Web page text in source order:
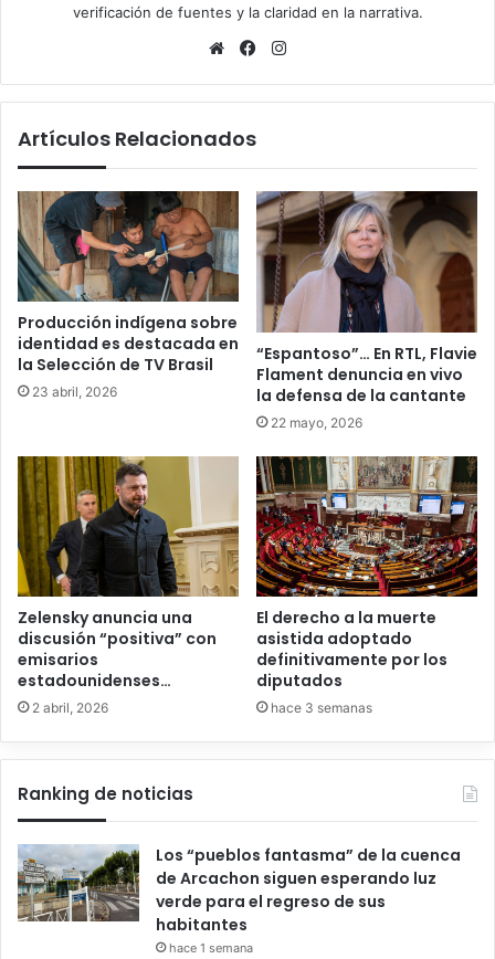
verificación de fuentes y la claridad en la narrativa.
Sitio
Facebook
Artículos Relacionados
Producción indígena sobre
identidad es destacada en
la Selección de TV Brasil
23 abril, 2026
“Espantoso”… En RTL, Flavie
Flament denuncia en vivo
la defensa de la cantante
22 mayo, 2026
Zelensky anuncia una
discusión “positiva” con
emisarios
estadounidenses…
2 abril, 2026
El derecho a la muerte
asistida adoptado
definitivamente por los
diputados
hace 3 semanas
Ranking de noticias
Los “pueblos fantasma” de la cuenca
de Arcachon siguen esperando luz
verde para el regreso de sus
habitantes
hace 1 semana